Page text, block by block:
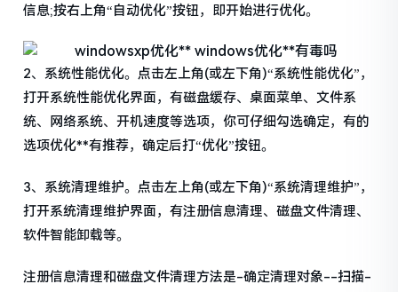
信息;按右上角“自动优化”按钮，即开始进行优化。
2、系统性能优化。点击左上角(或左下角)“系统性能优化”，
打开系统性能优化界面，有磁盘缓存、桌面菜单、文件系
统、网络系统、开机速度等选项，你可仔细勾选确定，有的
选项优化**有推荐，确定后打“优化”按钮。
3、系统清理维护。点击左上角(或左下角)“系统清理维护”，
打开系统清理维护界面，有注册信息清理、磁盘文件清理、
软件智能卸载等。
注册信息清理和磁盘文件清理方法是-确定清理对象--扫描-